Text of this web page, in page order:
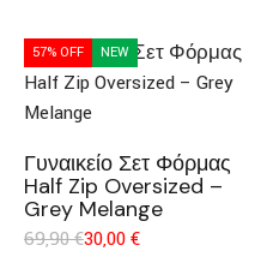
57% OFF NEW
Γυναικείο Σετ Φόρμας
Half Zip Oversized –
Grey Melange
69,90€30,00€